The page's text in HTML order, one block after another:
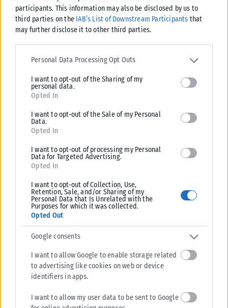
participants. This information may also be disclosed by us to
third parties on the IAB’s List of Downstream Participants that
may further disclose it to other third parties.
Please note that this website/app uses one or more Google
services and may gather and store information including but not
deny consent to Google and its third-party tags to use your data
for below specified purposes in below Google consent section.
Personal Data Processing Opt Outs
I want to opt-out of the Sharing of my
personal data.
Opted In
I want to opt-out of the Sale of my Personal
Data.
Opted In
I want to opt-out of processing my Personal
Data for Targeted Advertising.
Opted In
I want to opt-out of Collection, Use,
Retention, Sale, and/or Sharing of my
Personal Data that Is Unrelated with the
Purposes for which it was collected.
Opted Out
Google consents
I want to allow Google to enable storage related
to advertising like cookies on web or device
identifiers in apps.
I want to allow my user data to be sent to Google
Στο μεταξύ το Ισραήλ, όπως κι άλλες χώρες στην περιοχή,
περιμένει το χαρτί που όταν ξαναμοιραστεί τον Ιανουάριο
ίσως αλλάξει εντελώς το παιγνίδι.
το Χαρτούμ, ηγέτες και αντίπαλοί τους ελπίζουν να
εξασφαλίσουν χάρες από τον Ντόναλντ Τραμπ, γνωστό για τη
διπλωματία έναντι ανταλλαγμάτων στην οποία αρέσκεται.
Έχει ήδη πει, με τη χαρακτηριστική του αθυροστομία, ότι το
«μπορντέλο» της Συρίας δεν ήταν «η μάχη» της Ουάσιγκτον.
Σε κάθε περίπτωση, ο Ρεπουμπλικάνος θα βρει μπροστά του
άλλη Μέση Ανατολή.
Ο κ. Κριγκ μιλά περί «τέλους του μύθου της σταθερότητας
των αυταρχικών καθεστώτων», και μια «προειδοποίηση
στους Χαφτάρ, στους Σίσι και στους Σάγεντ αυτού του
κόσμου».
Λιβύης Χαλίφα Χαφτάρ, στον πρόεδρο της Αιγύπτου Άμπντελ
Φάταχ αλ Σίσι και στον πρόεδρο της Τυνησίας Καΐς Σάγεντ.
Το 2011, κατά τη διάρκεια της λεγόμενης Αραβικής Άνοιξης,